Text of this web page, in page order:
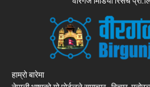
हाम्रो बारेमा